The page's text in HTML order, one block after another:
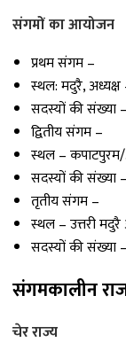
संगमों का आयोजन
प्रथम संगम –
स्थल: मदुरै,
सदस्यों की संख्या
द्वितीय संगम –
स्थल – कपाटपुरम/
सदस्यों की संख्या
तृतीय संगम –
स्थल – उत्तरी
सदस्यों की संख्या
संगमकालीन
चेर राज्य